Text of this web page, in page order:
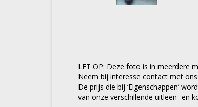
LET OP: Deze foto is in meerdere
Neem bij interesse contact met
De prijs die bij ‘Eigenschappen’
van onze verschillende uitleen- en